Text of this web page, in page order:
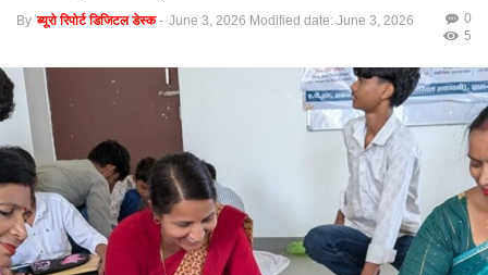
By ब्यूरो रिपोर्ट डिजिटल डेस्क - June 3, 2026 Modified date: June 3, 2026
0
5